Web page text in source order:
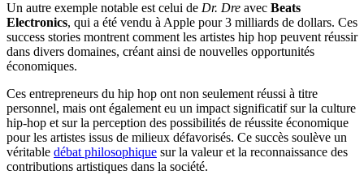
Un autre exemple notable est celui de Dr. Dre avec Beats
Electronics, qui a été vendu à Apple pour 3 milliards de dollars. Ces
success stories montrent comment les artistes hip hop peuvent réussir
dans divers domaines, créant ainsi de nouvelles opportunités
économiques.
Ces entrepreneurs du hip hop ont non seulement réussi à titre
personnel, mais ont également eu un impact significatif sur la culture
hip-hop et sur la perception des possibilités de réussite économique
pour les artistes issus de milieux défavorisés. Ce succès soulève un
véritable débat philosophique sur la valeur et la reconnaissance des
contributions artistiques dans la société.